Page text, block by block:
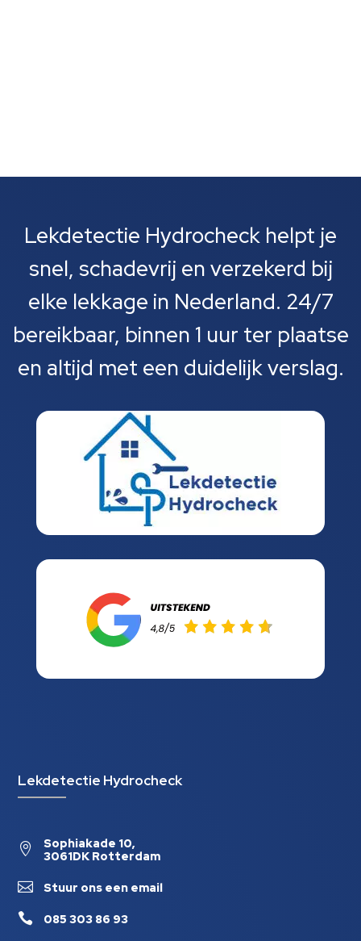
Lekdetectie Hydrocheck helpt je
snel, schadevrij en verzekerd bij
elke lekkage in Nederland. 24/7
bereikbaar, binnen 1 uur ter plaatse
en altijd met een duidelijk verslag.
Lekdetectie Hydrocheck

Sophiakade 10,
3061DK Rotterdam
 Stuur ons een email
 085 303 86 93